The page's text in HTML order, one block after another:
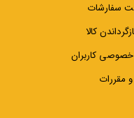
سفارشات
کالا
کاربران
مقررات